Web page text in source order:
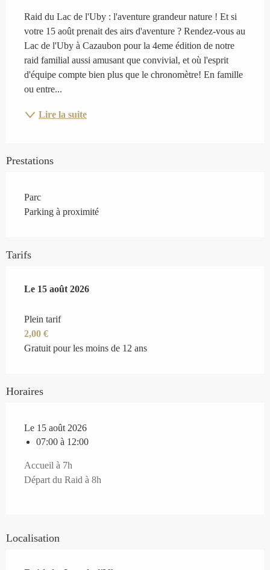
Raid du Lac de l'Uby : l'aventure grandeur nature ! Et si
votre 15 août prenait des airs d'aventure ? Rendez-vous au
Lac de l'Uby à Cazaubon pour la 4eme édition de notre
raid familial aussi amusant que convivial, et où l'esprit
d'équipe compte bien plus que le chronomètre! En famille
ou entre...
Lire la suite
Prestations
Parc
Parking à proximité
Tarifs
Le 15 août 2026
Le 15 août 2026
Plein tarif
2,00 €
Gratuit pour les moins de 12 ans
Horaires
Le 15 août 2026
07:00 à 12:00
Accueil à 7h
Départ du Raid à 8h
Localisation